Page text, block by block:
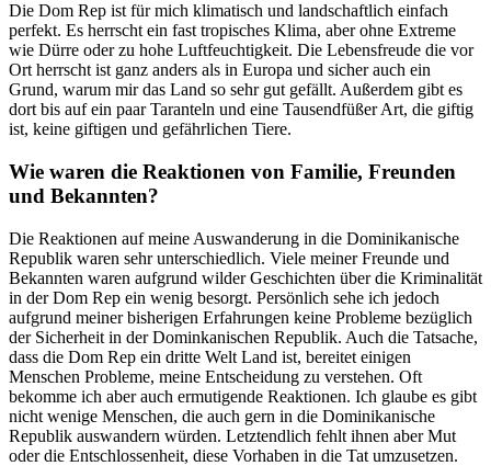
Die Dom Rep ist für mich klimatisch und landschaftlich einfach
perfekt. Es herrscht ein fast tropisches Klima, aber ohne Extreme
wie Dürre oder zu hohe Luftfeuchtigkeit. Die Lebensfreude die vor
Ort herrscht ist ganz anders als in Europa und sicher auch ein
Grund, warum mir das Land so sehr gut gefällt. Außerdem gibt es
dort bis auf ein paar Taranteln und eine Tausendfüßer Art, die giftig
ist, keine giftigen und gefährlichen Tiere.
Wie waren die Reaktionen von Familie, Freunden
und Bekannten?
Die Reaktionen auf meine Auswanderung in die Dominikanische
Republik waren sehr unterschiedlich. Viele meiner Freunde und
Bekannten waren aufgrund wilder Geschichten über die Kriminalität
in der Dom Rep ein wenig besorgt. Persönlich sehe ich jedoch
aufgrund meiner bisherigen Erfahrungen keine Probleme bezüglich
der Sicherheit in der Dominkanischen Republik. Auch die Tatsache,
dass die Dom Rep ein dritte Welt Land ist, bereitet einigen
Menschen Probleme, meine Entscheidung zu verstehen. Oft
bekomme ich aber auch ermutigende Reaktionen. Ich glaube es gibt
nicht wenige Menschen, die auch gern in die Dominikanische
Republik auswandern würden. Letztendlich fehlt ihnen aber Mut
oder die Entschlossenheit, diese Vorhaben in die Tat umzusetzen.